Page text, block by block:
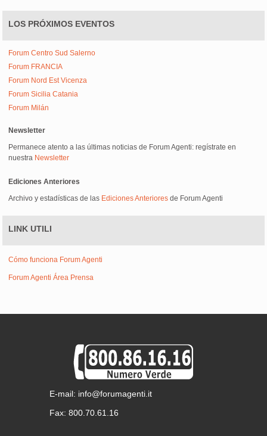
LOS PRÓXIMOS EVENTOS
Forum Centro Sud Salerno
Forum FRANCIA
Forum Nord Est Vicenza
Forum Sicilia Catania
Forum Milán
Newsletter
Permanece atento a las últimas noticias de Forum Agenti: regístrate en
nuestra Newsletter
Ediciones Anteriores
Archivo y estadísticas de las Ediciones Anteriores de Forum Agenti
LINK UTILI
Cómo funciona Forum Agenti
Forum Agenti Área Prensa
E-mail: info@forumagenti.it
Fax: 800.70.61.16